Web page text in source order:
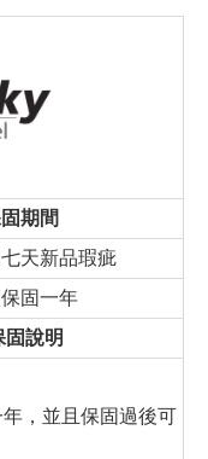
期間
天新品瑕疵
固一年
說明
，並且保固過後可